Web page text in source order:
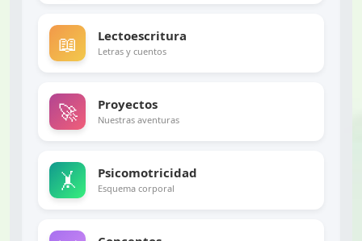
📖 Lectoescritura
Letras y cuentos
🚀 Proyectos
Nuestras aventuras
🤸 Psicomotricidad
Esquema corporal